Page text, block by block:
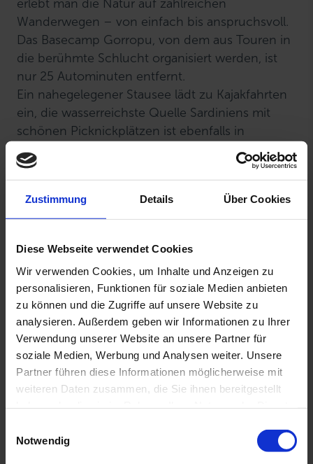
Zustimmung Details Über Cookies
Diese Webseite verwendet Cookies
Wir verwenden Cookies, um Inhalte und Anzeigen zu
personalisieren, Funktionen für soziale Medien anbieten
zu können und die Zugriffe auf unsere Website zu
analysieren. Außerdem geben wir Informationen zu Ihrer
Verwendung unserer Website an unsere Partner für
soziale Medien, Werbung und Analysen weiter. Unsere
Partner führen diese Informationen möglicherweise mit
weiteren Daten zusammen, die Sie ihnen bereitgestellt
Cookies, wenn Sie unsere Webseite weiterhin nutzen.
Notwendig
erlebt man die Natur auf zahlreichen
Wanderwegen – von einfach bis anspruchsvoll.
Das Basecamp Gorropu, von dem aus Touren in
die berühmte Schlucht organisiert werden, ist
nur 25 Autominuten entfernt.
Ein nahegelegener Stausee lädt zu Kajakfahrten
ein, die wasserreichste Quelle Sardiniens mit
schönen Picknickplätzen ist ebenfalls in
wenigen Minuten erreichbar, und mystisch wird
es in einer Tropfsteinhöhle mit bizarren
Formationen.
durch Geschäfte schlendern und in diversen
Eisdielen leckeres italienisches Eis probieren.